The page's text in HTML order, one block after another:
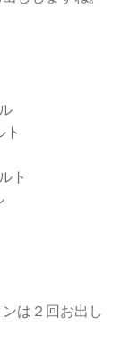
ト
ト
は２回お出し